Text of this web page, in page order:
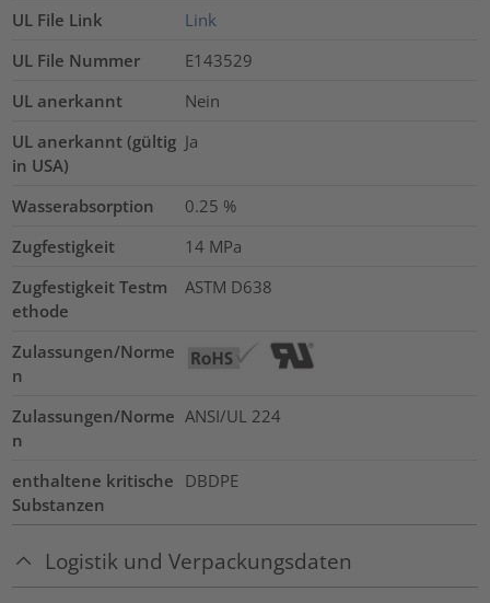
UL File Link
Link
UL File Nummer
E143529
UL anerkannt
Nein
UL anerkannt (gültig
in USA)
Ja
Wasserabsorption 0.25 %
Zugfestigkeit
14 MPa
Zugfestigkeit Testm
ethode
ASTM D638
Zulassungen/Norme
n
Zulassungen/Norme
n
ANSI/UL 224
enthaltene kritische
Substanzen
DBDPE
Logistik und Verpackungsdaten